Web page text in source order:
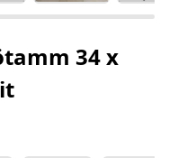
34 x